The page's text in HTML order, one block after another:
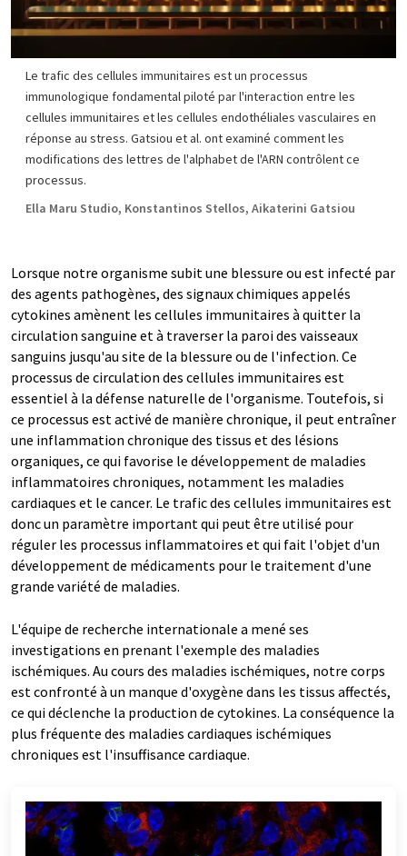
Le trafic des cellules immunitaires est un processus
immunologique fondamental piloté par l'interaction entre les
cellules immunitaires et les cellules endothéliales vasculaires en
réponse au stress. Gatsiou et al. ont examiné comment les
modifications des lettres de l'alphabet de l'ARN contrôlent ce
processus.
Ella Maru Studio, Konstantinos Stellos, Aikaterini Gatsiou
Lorsque notre organisme subit une blessure ou est infecté par
des agents pathogènes, des signaux chimiques appelés
cytokines amènent les cellules immunitaires à quitter la
circulation sanguine et à traverser la paroi des vaisseaux
sanguins jusqu'au site de la blessure ou de l'infection. Ce
processus de circulation des cellules immunitaires est
essentiel à la défense naturelle de l'organisme. Toutefois, si
ce processus est activé de manière chronique, il peut entraîner
une inflammation chronique des tissus et des lésions
organiques, ce qui favorise le développement de maladies
inflammatoires chroniques, notamment les maladies
cardiaques et le cancer. Le trafic des cellules immunitaires est
donc un paramètre important qui peut être utilisé pour
réguler les processus inflammatoires et qui fait l'objet d'un
développement de médicaments pour le traitement d'une
grande variété de maladies.
L'équipe de recherche internationale a mené ses
investigations en prenant l'exemple des maladies
ischémiques. Au cours des maladies ischémiques, notre corps
est confronté à un manque d'oxygène dans les tissus affectés,
ce qui déclenche la production de cytokines. La conséquence la
plus fréquente des maladies cardiaques ischémiques
chroniques est l'insuffisance cardiaque.